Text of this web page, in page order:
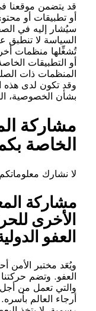
قد يتضمن موقعنا
أو تطبيقات أو
سيُشار إليه في
السياسة لا تنطبق
تُشغِّلها منظمات
أو التطبيقات
المنظمات ذات
وقد تكون لدى هذه
بشأن الخصوصية،
مشاركة
الخاصة
لا نشارك
مشاركة
الأخرى
العفو
ويُعَد مختبر الأمن
والتي تعمل من
أرجاء العالم